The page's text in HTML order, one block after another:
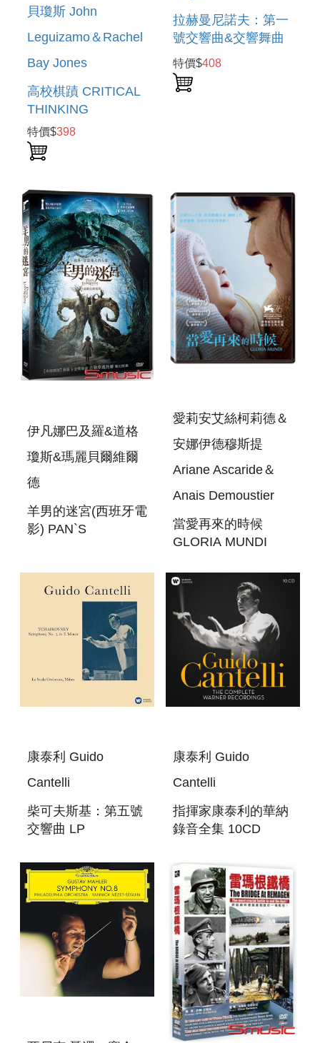
貝瓊斯 John
Leguizamo＆Rachel
Bay Jones
高校棋蹟 CRITICAL
THINKING
特價$398
拉赫曼尼諾夫：第一
號交響曲&交響舞曲
RACHMANINOFF:
SYMPHONY NO. 1
& SYMPHONIC
特價$408
伊凡娜巴及羅&道格
瓊斯&瑪麗貝爾維爾
德
羊男的迷宮(西班牙電
影) PAN`S
愛莉安艾絲柯莉德＆
安娜伊德穆斯提
Ariane Ascaride＆
Anais Demoustier
當愛再來的時候
GLORIA MUNDI
康泰利 Guido
Cantelli
柴可夫斯基：第五號
交響曲 LP
SYMPHONY NO. 5
LP VINYL
康泰利 Guido
Cantelli
指揮家康泰利的華納
錄音全集 10CD
THE COMPLETE
WARNER
RECORDINGS
10CD